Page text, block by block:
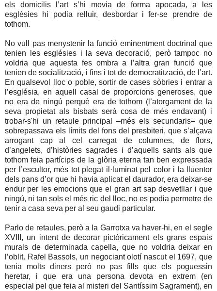
els domicilis l’art s’hi movia de forma apocada, a les
esglésies hi podia relluir, desbordar i fer-se prendre de
tothom.
No vull pas menystenir la funció eminentment doctrinal que
tenien les esglésies i la seva decoració, però tampoc no
voldria que aquesta fes ombra a l’altra gran funció que
tenien de socialització, i fins i tot de democratització, de l’art.
En qualsevol lloc o poble, sortir de cases sòbries i entrar a
l’església, en aquell casal de proporcions generoses, que
no era de ningú perquè era de tothom (l’atorgament de la
seva propietat als bisbats serà cosa de més endavant) i
trobar-s'hi un retaule principal –més els secundaris– que
sobrepassava els límits del fons del presbiteri, que s’alçava
arrogant cap al cel carregat de columnes, de flors,
d’angelets, d’històries sagrades i d’aquells sants als que
tothom feia partícips de la glòria eterna tan ben expressada
per l’escultor, més tot plegat il·luminat pel color i la lluentor
dels pans d’or que hi havia aplicat el daurador, era deixar-se
endur per les emocions que el gran art sap desvetllar i que
ningú, ni tan sols el més ric del lloc, no es podia permetre de
tenir a casa seva per al seu gaudi particular.
Parlo de retaules, però a la Garrotxa va haver-hi, en el segle
XVIII, un intent de decorar pictòricament els grans espais
murals de determinada capella, que no voldria deixar en
l’oblit. Rafel Bassols, un negociant olotí nascut el 1697, que
tenia molts diners però no pas fills que els poguessin
heretar, i que era una persona devota en extrem (en
especial pel que feia al misteri del Santíssim Sagrament), en